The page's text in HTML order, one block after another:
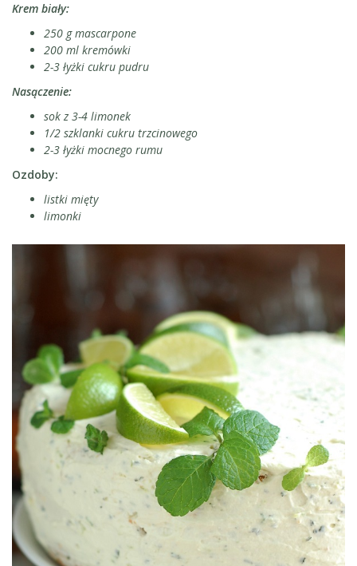
Krem biały:
250 g mascarpone
200 ml kremówki
2-3 łyżki cukru pudru
Nasączenie:
sok z 3-4 limonek
1/2 szklanki cukru trzcinowego
2-3 łyżki mocnego rumu
Ozdoby:
listki mięty
limonki